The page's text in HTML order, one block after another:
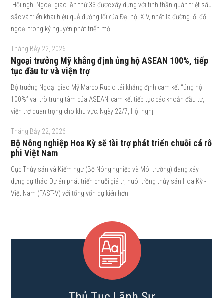
Hội nghị Ngoại giao lần thứ 33 được xây dựng với tinh thần quán triệt sâu
sắc và triển khai hiệu quả đường lối của Đại hội XIV, nhất là đường lối đối
ngoại trong kỷ nguyên phát triển mới
Tháng Bảy 22, 2026
Ngoại trưởng Mỹ khẳng định ủng hộ ASEAN 100%, tiếp
tục đầu tư và viện trợ
Bộ trưởng Ngoại giao Mỹ Marco Rubio tái khẳng định cam kết “ủng hộ
100%” vai trò trung tâm của ASEAN; cam kết tiếp tục các khoản đầu tư,
viện trợ quan trọng cho khu vực. Ngày 22/7, Hội nghị
Tháng Bảy 22, 2026
Bộ Nông nghiệp Hoa Kỳ sẽ tài trợ phát triển chuỗi cá rô
phi Việt Nam
Cục Thủy sản và Kiểm ngư (Bộ Nông nghiệp và Môi trường) đang xây
dựng dự thảo Dự án phát triển chuỗi giá trị nuôi trồng thủy sản Hoa Kỳ -
Việt Nam (FAST-V) với tổng vốn dự kiến hơn